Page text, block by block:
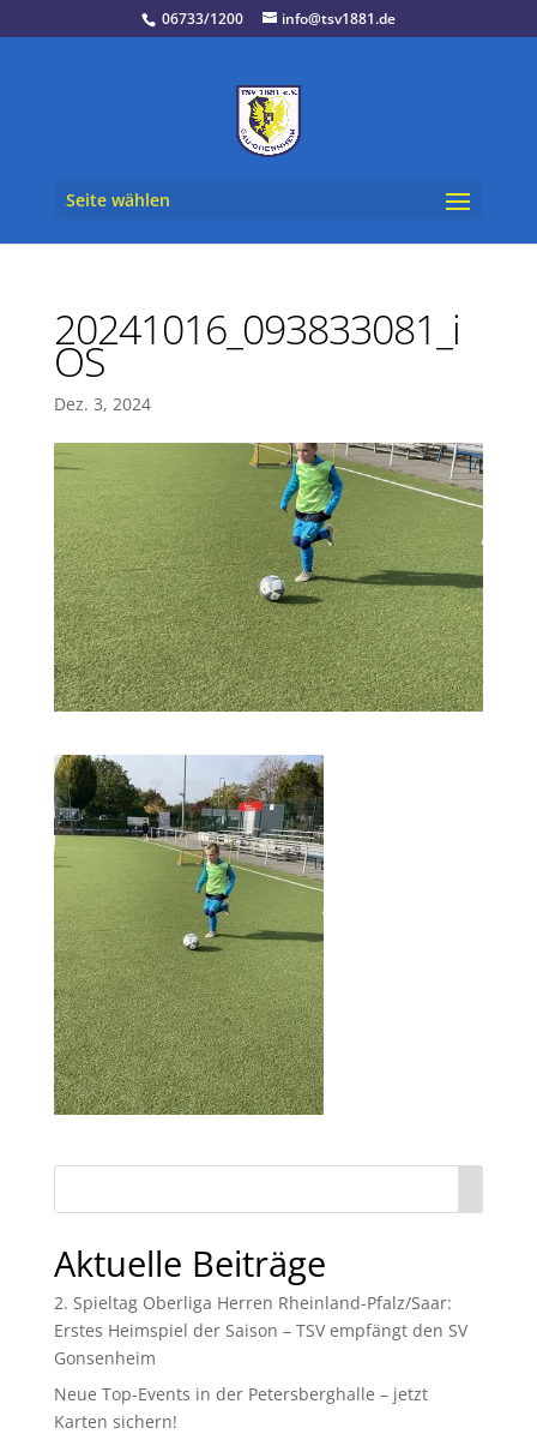
06733/1200 info@tsv1881.de
Seite wählen
20241016_093833081_i
OS
Dez. 3, 2024
Aktuelle Beiträge
2. Spieltag Oberliga Herren Rheinland-Pfalz/Saar:
Erstes Heimspiel der Saison – TSV empfängt den SV
Gonsenheim
Neue Top-Events in der Petersberghalle – jetzt
Karten sichern!